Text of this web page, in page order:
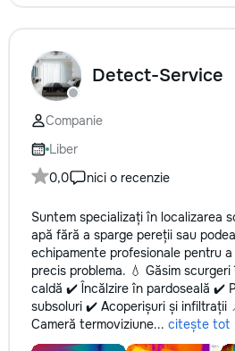
Detect-Service
Companie
Liber
0,0
nici o recenzie
Suntem specializați în localizarea
apă fără a sparge pereții sau
echipamente profesionale pentru
precis problema. 💧 Găsim
caldă ✔️ Încălzire în pardoseală ✔️
subsoluri ✔️ Acoperișuri și infiltrații
Cameră termoviziune... citește tot